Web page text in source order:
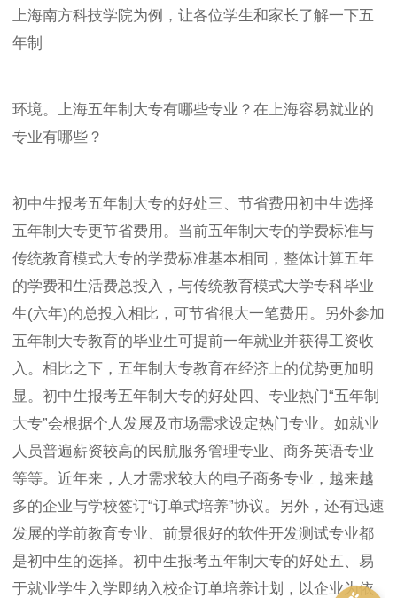
上海南方科技学院为例，让各位学生和家长了解一下五
年制
环境。上海五年制大专有哪些专业？在上海容易就业的
专业有哪些？
初中生报考五年制大专的好处三、节省费用初中生选择
五年制大专更节省费用。当前五年制大专的学费标准与
传统教育模式大专的学费标准基本相同，整体计算五年
的学费和生活费总投入，与传统教育模式大学专科毕业
生(六年)的总投入相比，可节省很大一笔费用。另外参加
五年制大专教育的毕业生可提前一年就业并获得工资收
入。相比之下，五年制大专教育在经济上的优势更加明
显。初中生报考五年制大专的好处四、专业热门“五年制
大专”会根据个人发展及市场需求设定热门专业。如就业
人员普遍薪资较高的民航服务管理专业、商务英语专业
等等。近年来，人才需求较大的电子商务专业，越来越
多的企业与学校签订“订单式培养”协议。另外，还有迅速
发展的学前教育专业、前景很好的软件开发测试专业都
是初中生的选择。初中生报考五年制大专的好处五、易
于就业学生入学即纳入校企订单培养计划，以企业为依